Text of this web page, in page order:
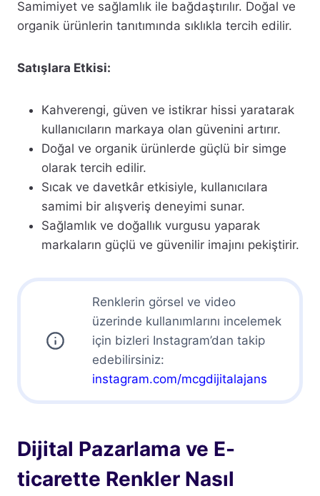
Samimiyet ve sağlamlık ile bağdaştırılır. Doğal ve
organik ürünlerin tanıtımında sıklıkla tercih edilir.
Satışlara Etkisi:
Kahverengi, güven ve istikrar hissi yaratarak
kullanıcıların markaya olan güvenini artırır.
Doğal ve organik ürünlerde güçlü bir simge
olarak tercih edilir.
Sıcak ve davetkâr etkisiyle, kullanıcılara
samimi bir alışveriş deneyimi sunar.
Sağlamlık ve doğallık vurgusu yaparak
markaların güçlü ve güvenilir imajını pekiştirir.
Renklerin görsel ve video
üzerinde kullanımlarını incelemek
için bizleri Instagram’dan takip
edebilirsiniz:
instagram.com/mcgdijitalajans
Dijital Pazarlama ve E-
ticarette Renkler Nasıl